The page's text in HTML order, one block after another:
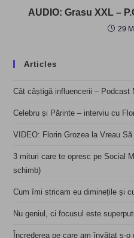
AUDIO: Grasu XXL –
29
Articles
Cât câștigă influencerii – Podcast
Celebru și Părinte – interviu cu
VIDEO: Florin Grozea la Vreau
3 mituri care te opresc pe Social
schimb)
Cum îmi stricam eu diminețile și
Nu geniul, ci focusul este
Încrederea pe care am învățat s-o